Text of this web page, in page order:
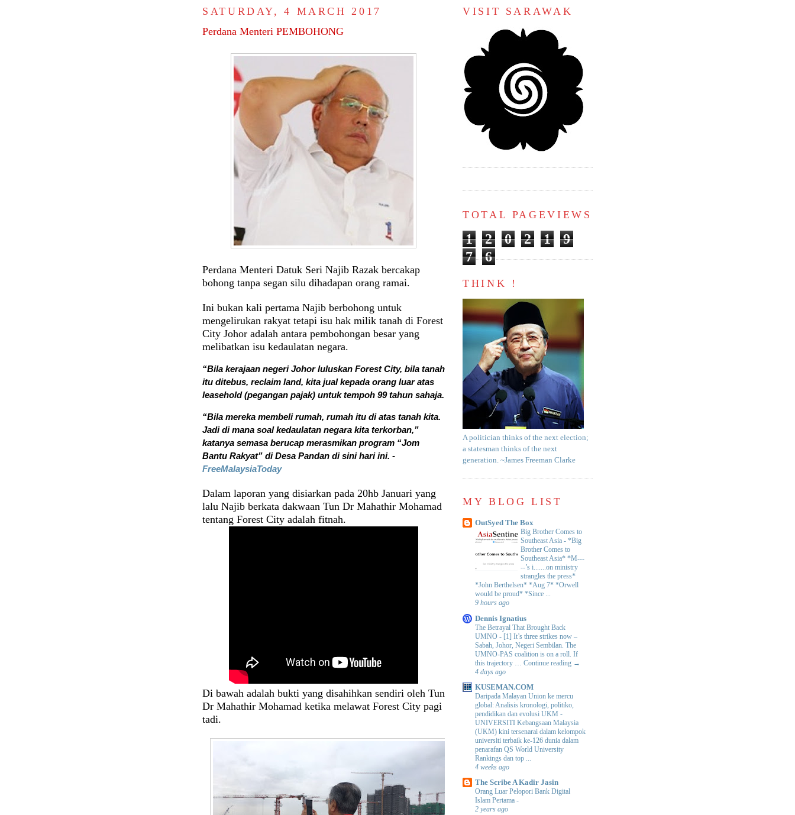
SATURDAY, 4 MARCH 2017
Perdana Menteri PEMBOHONG
Perdana Menteri Datuk Seri Najib Razak bercakap
bohong tanpa segan silu dihadapan orang ramai.
Ini bukan kali pertama Najib berbohong untuk
mengelirukan rakyat tetapi isu hak milik tanah di Forest
City Johor adalah antara pembohongan besar yang
melibatkan isu kedaulatan negara.
“Bila kerajaan negeri Johor luluskan Forest City, bila tanah
itu ditebus, reclaim land, kita jual kepada orang luar atas
leasehold (pegangan pajak) untuk tempoh 99 tahun sahaja.
“Bila mereka membeli rumah, rumah itu di atas tanah kita.
Jadi di mana soal kedaulatan negara kita terkorban,”
katanya semasa berucap merasmikan program “Jom
Bantu Rakyat” di Desa Pandan di sini hari ini. -
FreeMalaysiaToday
Dalam laporan yang disiarkan pada 20hb Januari yang
lalu Najib berkata dakwaan Tun Dr Mahathir Mohamad
tentang Forest City adalah fitnah.
Di bawah adalah bukti yang disahihkan sendiri oleh Tun
Dr Mahathir Mohamad ketika melawat Forest City pagi
tadi.
VISIT SARAWAK
TOTAL PAGEVIEWS
1 2 0 2 1
9
7
6
THINK !
A politician thinks of the next election;
a statesman thinks of the next
generation. ~James Freeman Clarke
MY BLOG LIST
OutSyed The Box
Big Brother Comes to
Southeast Asia - *Big
Brother Comes to
Southeast Asia* *M---
--’s i.......on ministry
strangles the press*
*John Berthelsen* *Aug 7* *Orwell
would be proud* *Since ...
9 hours ago
Dennis Ignatius
The Betrayal That Brought Back
UMNO - [1] It’s three strikes now –
Sabah, Johor, Negeri Sembilan. The
UMNO-PAS coalition is on a roll. If
this trajectory … Continue reading →
4 days ago
KUSEMAN.COM
Daripada Malayan Union ke mercu
global: Analisis kronologi, politiko,
pendidikan dan evolusi UKM -
UNIVERSITI Kebangsaan Malaysia
(UKM) kini tersenarai dalam kelompok
universiti terbaik ke-126 dunia dalam
penarafan QS World University
Rankings dan top ...
4 weeks ago
The Scribe A Kadir Jasin
Orang Luar Pelopori Bank Digital
Islam Pertama -
2 years ago